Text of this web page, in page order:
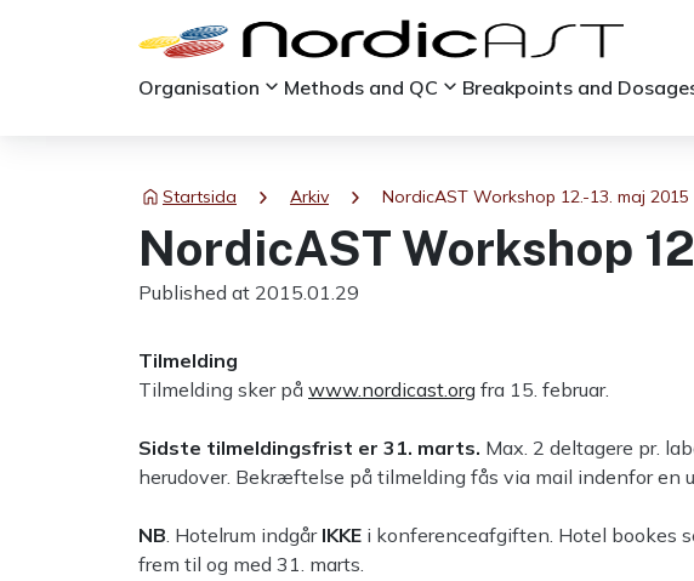
Organisation keyboard_arrow_down Methods and QC keyboard_arrow_down Breakpoints and
Startsida chevron_right Arkiv chevron_right NordicAST Workshop 12.-13. maj 2015
NordicAST Workshop
Published at 2015.01.29
Tilmelding
Tilmelding sker på www.nordicast.org fra 15. februar.
Sidste tilmeldingsfrist er 31. marts. Max. 2 deltagere pr.
herudover. Bekræftelse på tilmelding fås via mail indenfor en
NB. Hotelrum indgår IKKE i konferenceafgiften. Hotel bookes
frem til og med 31. marts.